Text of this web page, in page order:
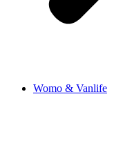
Womo & Vanlife